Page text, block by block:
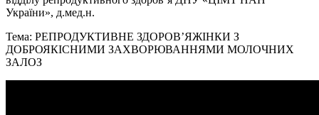
України», д.мед.н.
Тема: РЕПРОДУКТИВНЕ ЗДОРОВʼЯЖІНКИ З
ДОБРОЯКІСНИМИ ЗАХВОРЮВАННЯМИ МОЛОЧНИХ
ЗАЛОЗ